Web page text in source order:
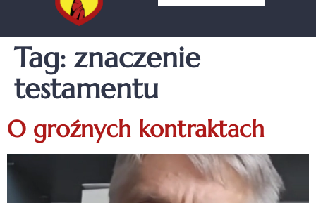
Tag: znaczenie
testamentu
O groźnych kontraktach